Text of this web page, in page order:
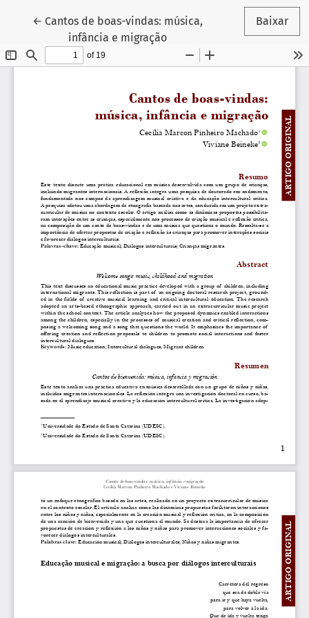
← Voltar aos Detalhes do Artigo
Cantos de boas-vindas: música,
infância e migração
Baixar